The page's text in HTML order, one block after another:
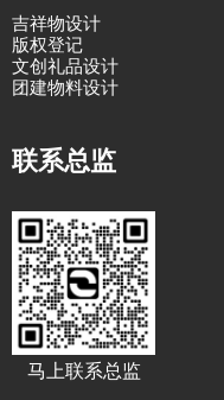
吉祥物设计
版权登记
文创礼品设计
团建物料设计
联系总监
马上联系总监